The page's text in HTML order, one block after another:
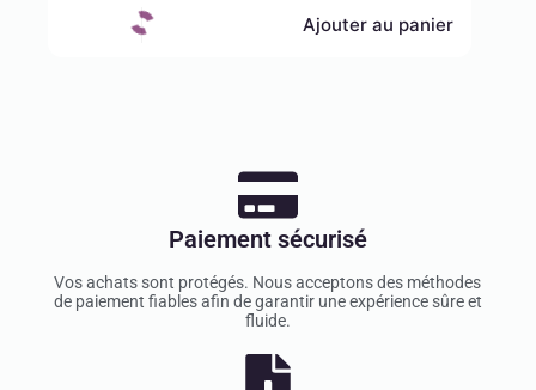
Ajouter au panier
Paiement sécurisé
Vos achats sont protégés. Nous acceptons des méthodes
de paiement fiables afin de garantir une expérience sûre et
fluide.